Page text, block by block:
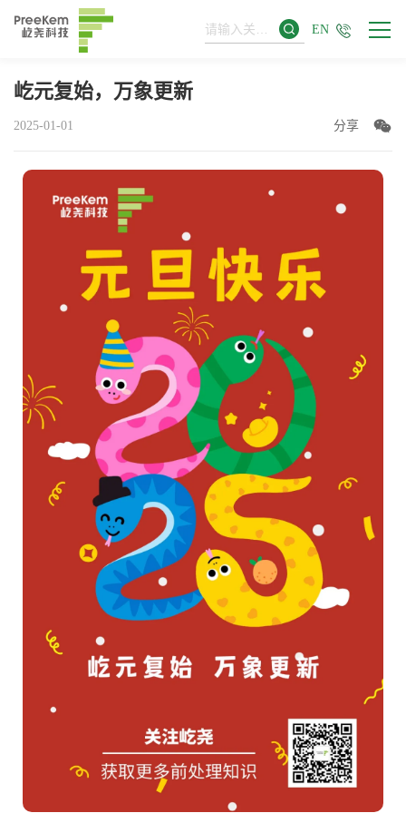
EN
屹元复始，万象更新
2025-01-01 分享